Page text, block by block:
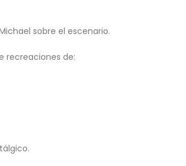
sobre el escenario.
recreaciones de: